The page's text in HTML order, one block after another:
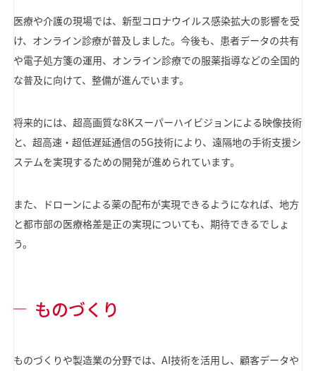
医療や介護の現場では、新型コロナウイルス感染拡大の影響を受
け、オンライン診療が普及しました。今後も、患者データの共有
や電子処方箋の運用、オンライン診療での服薬指導などの全国的
な普及に向けて、整備が進んでいます。
将来的には、超高画質な8Kスーパーハイビジョンによる映像技術
と、超高速・超低遅延通信の5G技術により、遠隔地の手術支援シ
ステムを実現するための開発が進められています。
また、ドローンによる薬の配布が実現できるようになれば、地方
と都市部の医療格差是正の実現についても、期待できるでしょ
う。
ものづくり
ものづくりや製造業の分野では、AI技術を活用し、顧客データや